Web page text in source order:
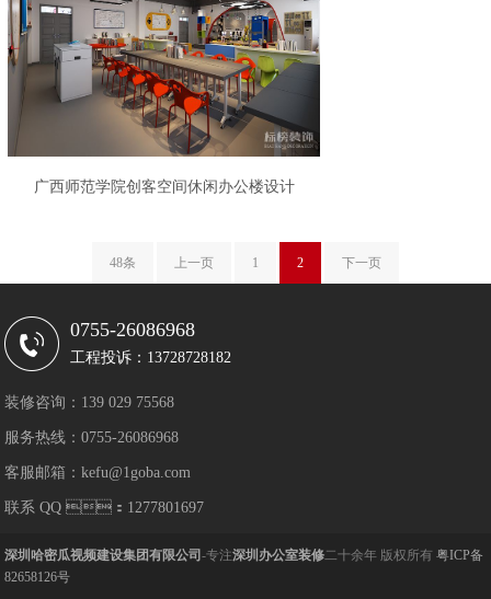
广西师范学院创客空间休闲办公楼设计
48条 上一页 1 2 下一页
0755-26086968
工程投诉：13728728182
装修咨询：139 029 75568
服务热线：0755-26086968
客服邮箱：kefu@1goba.com
联系 QQ ：1277801697
深圳哈密瓜视频建设集团有限公司-专注深圳办公室装修二十余年 版权所有粤ICP备
82658126号